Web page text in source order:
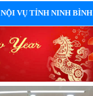
NỘI VỤ TỈNH NINH BÌNH